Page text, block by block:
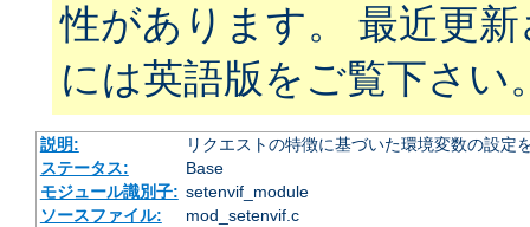
性があります。 最近更
には英語版をご覧下さい
説明:
リクエストの特徴に基づいた環境変数の設定
ステータス:
Base
モジュール識別子: setenvif_module
ソースファイル:
mod_setenvif.c